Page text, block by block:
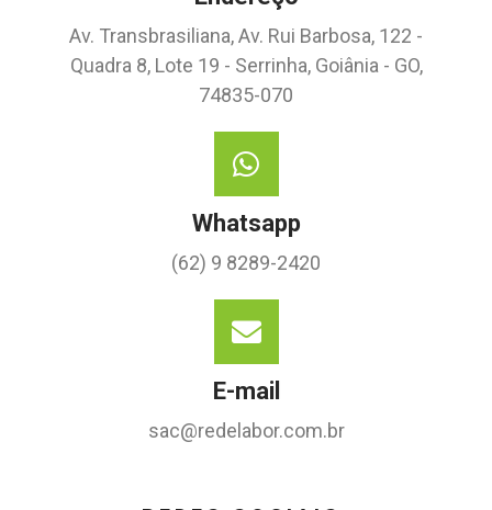
Av. Transbrasiliana, Av. Rui Barbosa, 122 -
Quadra 8, Lote 19 - Serrinha, Goiânia - GO,
74835-070
Whatsapp
(62) 9 8289-2420
E-mail
sac@redelabor.com.br